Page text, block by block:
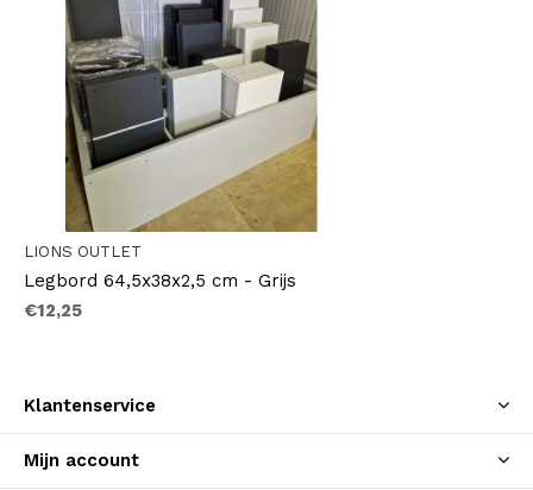
LIONS OUTLET
Legbord 64,5x38x2,5 cm - Grijs
€12,25
Klantenservice
Mijn account